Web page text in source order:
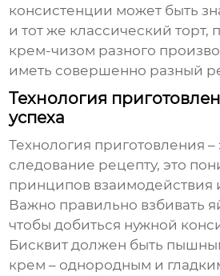
консистенции может быть
и тот же классический торт,
крем-чизом разного
иметь совершенно разный
Технология
успеха
Технология приготовления –
следование рецепту, это
принципов взаимодействия
Важно правильно взбивать
чтобы добиться нужной
Бисквит должен быть
крем – однородным и